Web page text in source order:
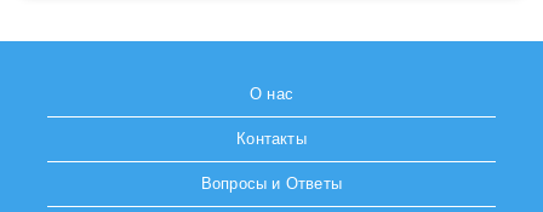
О нас
Контакты
Вопросы и Ответы